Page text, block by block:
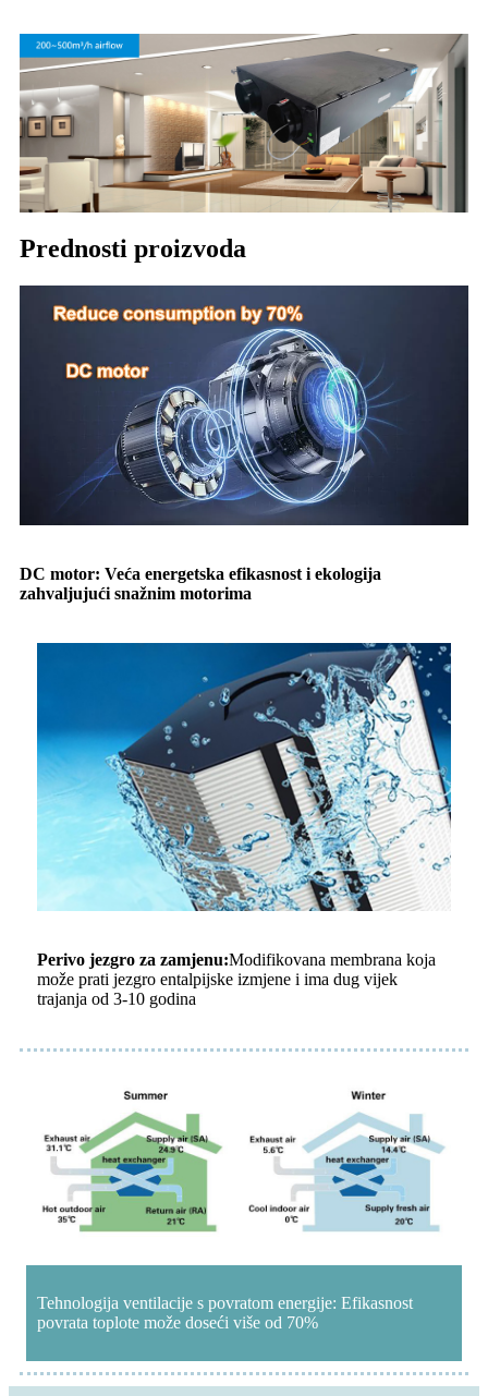
Prednosti proizvoda
DC motor: Veća energetska efikasnost i ekologija
zahvaljujući snažnim motorima
Perivo jezgro za zamjenu:Modifikovana membrana koja
može prati jezgro entalpijske izmjene i ima dug vijek
trajanja od 3-10 godina
Tehnologija ventilacije s povratom energije: Efikasnost
povrata toplote može doseći više od 70%